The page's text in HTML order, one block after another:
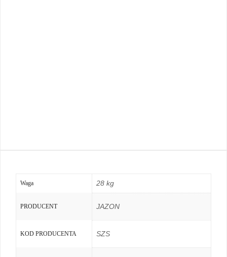
Waga 28 kg
PRODUCENT JAZON
KOD PRODUCENTA SZS